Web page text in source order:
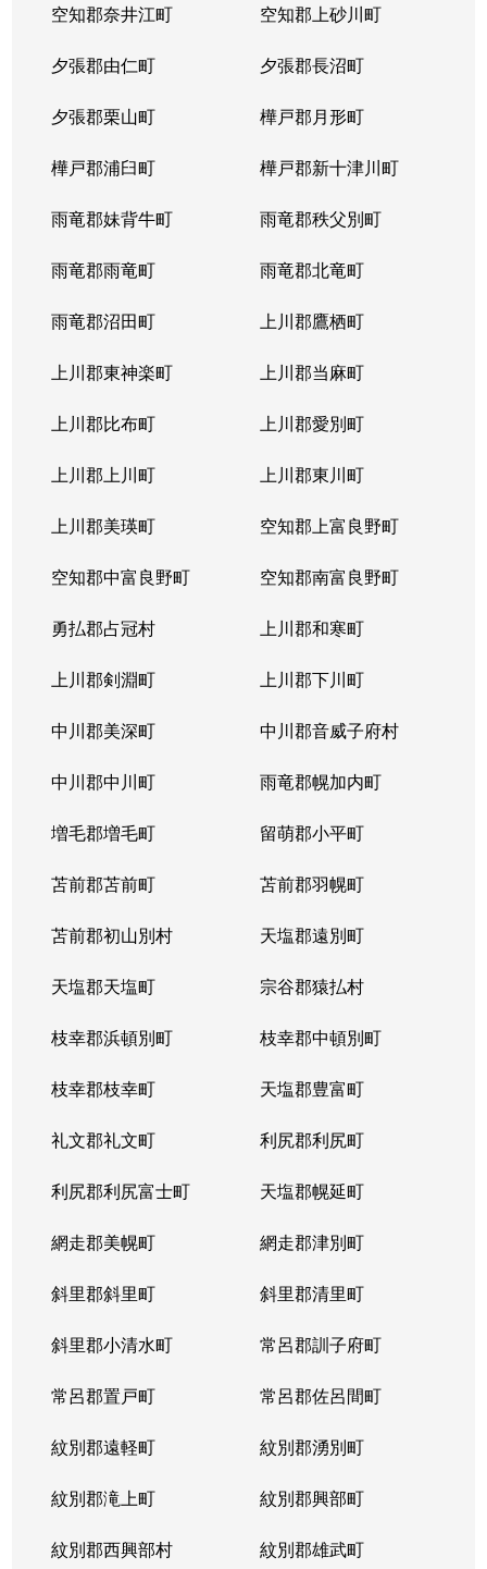
空知郡奈井江町 空知郡上砂川町
夕張郡由仁町 夕張郡長沼町
夕張郡栗山町 樺戸郡月形町
樺戸郡浦臼町 樺戸郡新十津川町
雨竜郡妹背牛町 雨竜郡秩父別町
雨竜郡雨竜町 雨竜郡北竜町
雨竜郡沼田町 上川郡鷹栖町
上川郡東神楽町 上川郡当麻町
上川郡比布町 上川郡愛別町
上川郡上川町 上川郡東川町
上川郡美瑛町 空知郡上富良野町
空知郡中富良野町 空知郡南富良野町
勇払郡占冠村 上川郡和寒町
上川郡剣淵町 上川郡下川町
中川郡美深町 中川郡音威子府村
中川郡中川町 雨竜郡幌加内町
増毛郡増毛町 留萌郡小平町
苫前郡苫前町 苫前郡羽幌町
苫前郡初山別村 天塩郡遠別町
天塩郡天塩町 宗谷郡猿払村
枝幸郡浜頓別町 枝幸郡中頓別町
枝幸郡枝幸町 天塩郡豊富町
礼文郡礼文町 利尻郡利尻町
利尻郡利尻富士町 天塩郡幌延町
網走郡美幌町 網走郡津別町
斜里郡斜里町 斜里郡清里町
斜里郡小清水町 常呂郡訓子府町
常呂郡置戸町 常呂郡佐呂間町
紋別郡遠軽町 紋別郡湧別町
紋別郡滝上町 紋別郡興部町
紋別郡西興部村 紋別郡雄武町